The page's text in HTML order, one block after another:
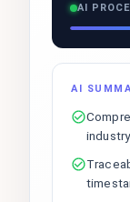
AI
AI